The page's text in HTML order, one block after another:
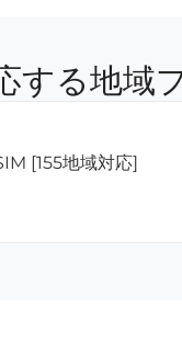
する地域
[155地域対応]